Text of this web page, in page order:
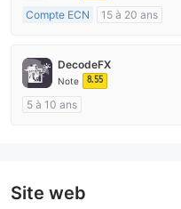
Compte ECN
15 à 20 ans
Market Making (MM)
Etiquette principale MT4
DecodeFX
Note 8.55
5 à 10 ans
Site web